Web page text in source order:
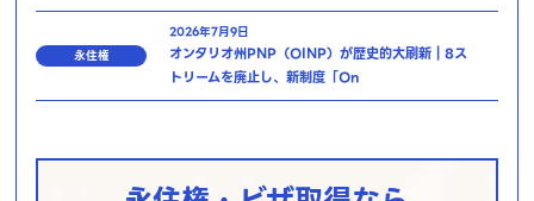
永住権
2026年7月9日
オンタリオ州PNP（OINP）が歴史的大刷新｜8ス
トリームを廃止し、新制度「On